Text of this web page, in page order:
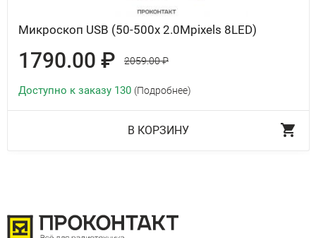
Микроскоп USB (50-500х 2.0Mpixels 8LED)
1790.00 ₽ 2059.00 ₽
Доступно к заказу 130 (Подробнее)
В КОРЗИНУ